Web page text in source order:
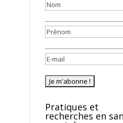
Pratiques et
recherches en